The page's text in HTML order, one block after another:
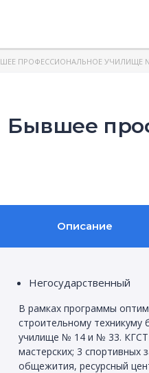
ПРОФЕССИОНАЛЬНОЕ УЧИЛИЩЕ
Бывшее
Описание
Негосударственный
В рамках программы
строительному
училище № 14 и № 33. КГСТ
мастерских; 3 спортивных
общежития, ресурсный